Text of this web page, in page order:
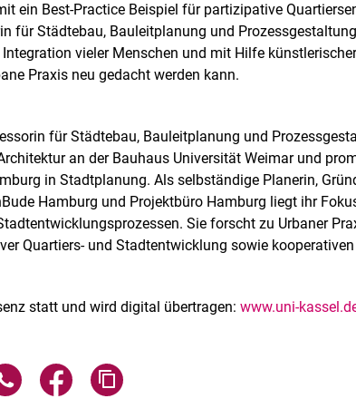
ein Best-Practice Beispiel für partizipative
für Städtebau, Bauleitplanung und
vieler Menschen und mit Hilfe
Praxis neu gedacht werden kann.
für Städtebau, Bauleitplanung und
an der Bauhaus Universität Weimar und
in Stadtplanung. Als selbständige Planerin,
Hamburg und Projektbüro Hamburg liegt ihr
Sie forscht zu Urbaner
Quartiers- und Stadtentwicklung sowie
statt und wird digital übertragen:www.uni-
über E-Mail teilen
Seite über WhatsApp teilen (externer Link, öffnet
Seite über Facebook teilen (externer Link,